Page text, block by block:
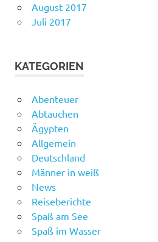
August 2017
Juli 2017
KATEGORIEN
Abenteuer
Abtauchen
Ägypten
Allgemein
Deutschland
Männer in weiß
News
Reiseberichte
Spaß am See
Spaß im Wasser